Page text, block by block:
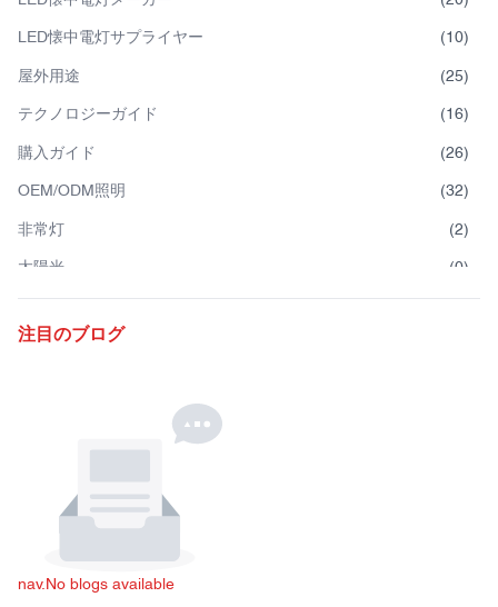
LED懐中電灯サプライヤー (10)
屋外用途 (25)
テクノロジーガイド (16)
購入ガイド (26)
OEM/ODM照明 (32)
非常灯 (2)
太陽光 (0)
作業用ライト
LED懐中電灯
注目のブログ
nav.No blogs available